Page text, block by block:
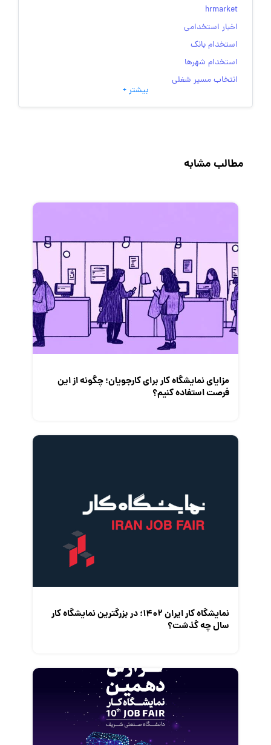
hrmarket
اخبار استخدامی
استخدام بانک
استخدام شهرها
انتخاب مسیر شغلی
به‌روزرسانی‌های سایت (کارجویی)
رزومه
فریلنسر
کارفرمایان
گزارش‌های آماری
مصاحبه شغلی
معرفی شرکت ها
معرفی متخصصان منابع انسانی
معرفی مشاغل
بیشتر +
مطالب مشابه
مزایای نمایشگاه کار برای کارجویان؛ چگونه از این
فرصت استفاده کنیم؟
نمایشگاه کار ایران 1402؛ در بزرگترین نمایشگاه کار
سال چه گذشت؟